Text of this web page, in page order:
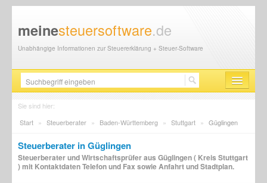
meinesteuersoftware.de
Unabhängige Informationen zur Steuererklärung + Steuer-Software
Steuersoftware
Steuererklärung
Steuer-News
Sie sind hier:
Start » Steuerberater » Baden-Württemberg » Stuttgart » Güglingen
Steuerberater in Güglingen
Steuerberater und Wirtschaftsprüfer aus Güglingen ( Kreis Stuttgart
) mit Kontaktdaten Telefon und Fax sowie Anfahrt und Stadtplan.